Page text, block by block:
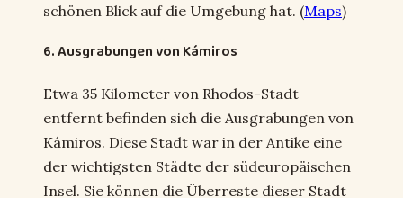
schönen Blick auf die Umgebung hat. (Maps)
6. Ausgrabungen von Kámiros
Etwa 35 Kilometer von Rhodos-Stadt
entfernt befinden sich die Ausgrabungen von
Kámiros. Diese Stadt war in der Antike eine
der wichtigsten Städte der südeuropäischen
Insel. Sie können die Überreste dieser Stadt